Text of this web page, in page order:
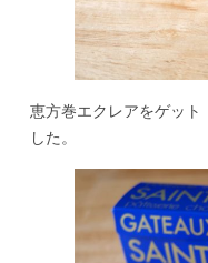
恵方巻エクレアをゲッ
した。